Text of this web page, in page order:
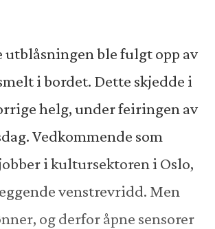
utblåsningen ble fulgt opp av
i bordet. Dette skjedde i
helg, under feiringen av
Vedkommende som
i kultursektoren i Oslo,
venstrevridd. Men
og derfor åpne sensorer